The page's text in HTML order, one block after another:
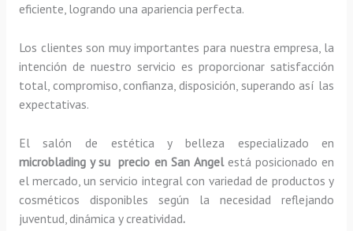
eficiente, logrando una apariencia perfecta.
Los clientes son muy importantes para nuestra empresa, la
intención de nuestro servicio es proporcionar satisfacción
total, compromiso, confianza, disposición, superando así las
expectativas.
El salón de estética y belleza especializado en
microblading y su precio en San Angelestá posicionado en
el mercado, un servicio integral con variedad de productos y
cosméticos disponibles según la necesidad reflejando
juventud, dinámica y creatividad.